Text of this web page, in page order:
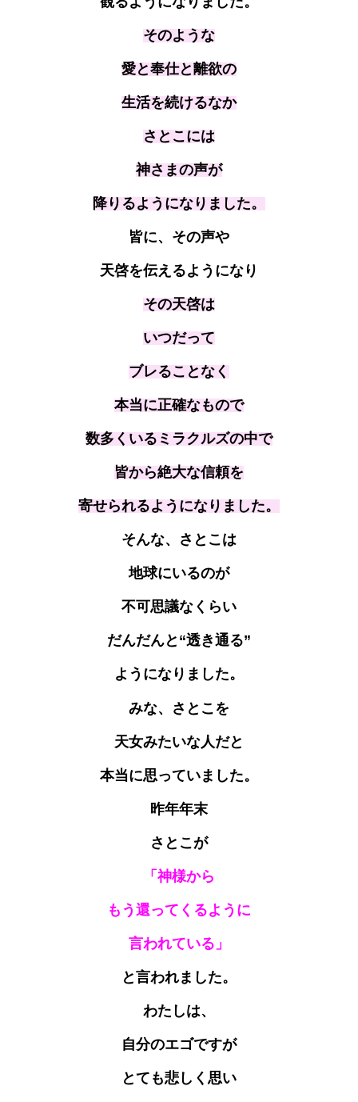
そのような
愛と奉仕と離欲の
生活を続けるなか
さとこには
神さまの声が
降りるようになりました。
皆に、その声や
天啓を伝えるようになり
その天啓は
いつだって
ブレることなく
本当に正確なもので
数多くいるミラクルズの中で
皆から絶大な信頼を
寄せられるようになりました。
そんな、さとこは
地球にいるのが
不可思議なくらい
だんだんと“透き通る”
ようになりました。
みな、さとこを
天女みたいな人だと
本当に思っていました。
昨年年末
さとこが
「神様から
もう還ってくるように
言われている」
と言われました。
わたしは、
自分のエゴですが
とても悲しく思い